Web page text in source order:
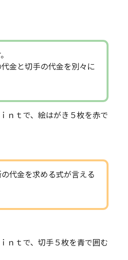
金と切手の代金を別々に
ｔで、絵はがき５枚を赤で
代金を求める式が言える
ｔで、切手５枚を青で囲む